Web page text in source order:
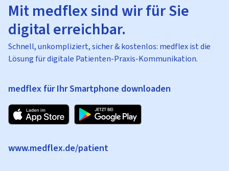
Mit medflex sind wir für Sie
digital erreichbar.
Schnell, unkompliziert, sicher & kostenlos: medflex ist die
Lösung für digitale Patienten-Praxis-Kommunikation.
medflex für Ihr Smartphone downloaden
www.medflex.de/patient